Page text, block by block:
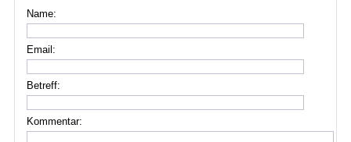
Name:
Email:
Betreff:
Kommentar: